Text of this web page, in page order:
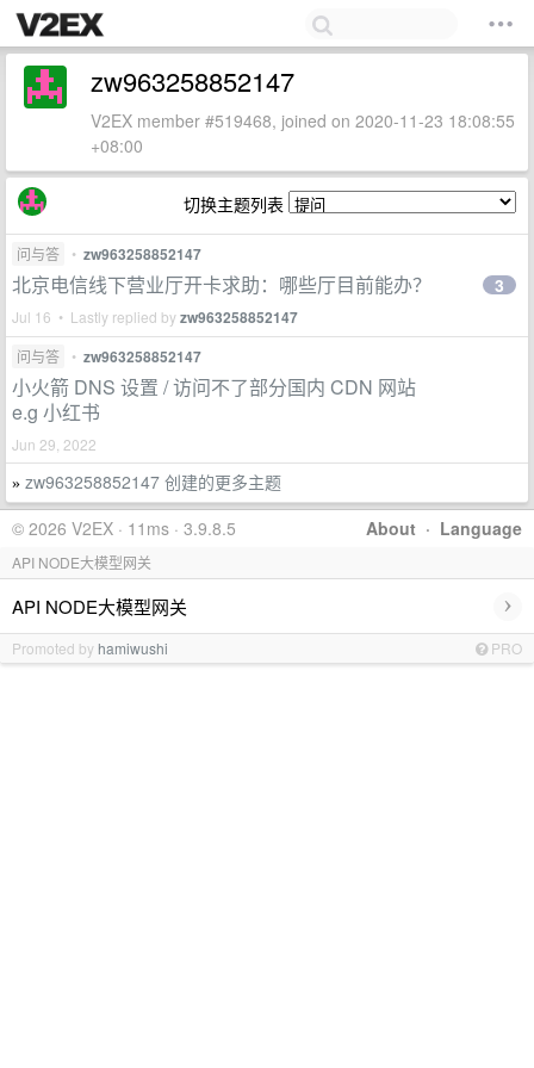
zw963258852147
V2EX member #519468, joined on 2020-11-23 18:08:55
+08:00
切换主题列表
问与答 • zw963258852147
北京电信线下营业厅开卡求助：哪些厅目前能办？
Jul 16 • Lastly replied byzw963258852147
3
问与答 • zw963258852147
小火箭 DNS 设置 / 访问不了部分国内 CDN 网站
e.g 小红书
Jun 29, 2022
» zw963258852147 创建的更多主题
About · Language
© 2026 V2EX · 11ms · 3.9.8.5
API NODE大模型网关
API NODE大模型网关 ›
Promoted by hamiwushi PRO